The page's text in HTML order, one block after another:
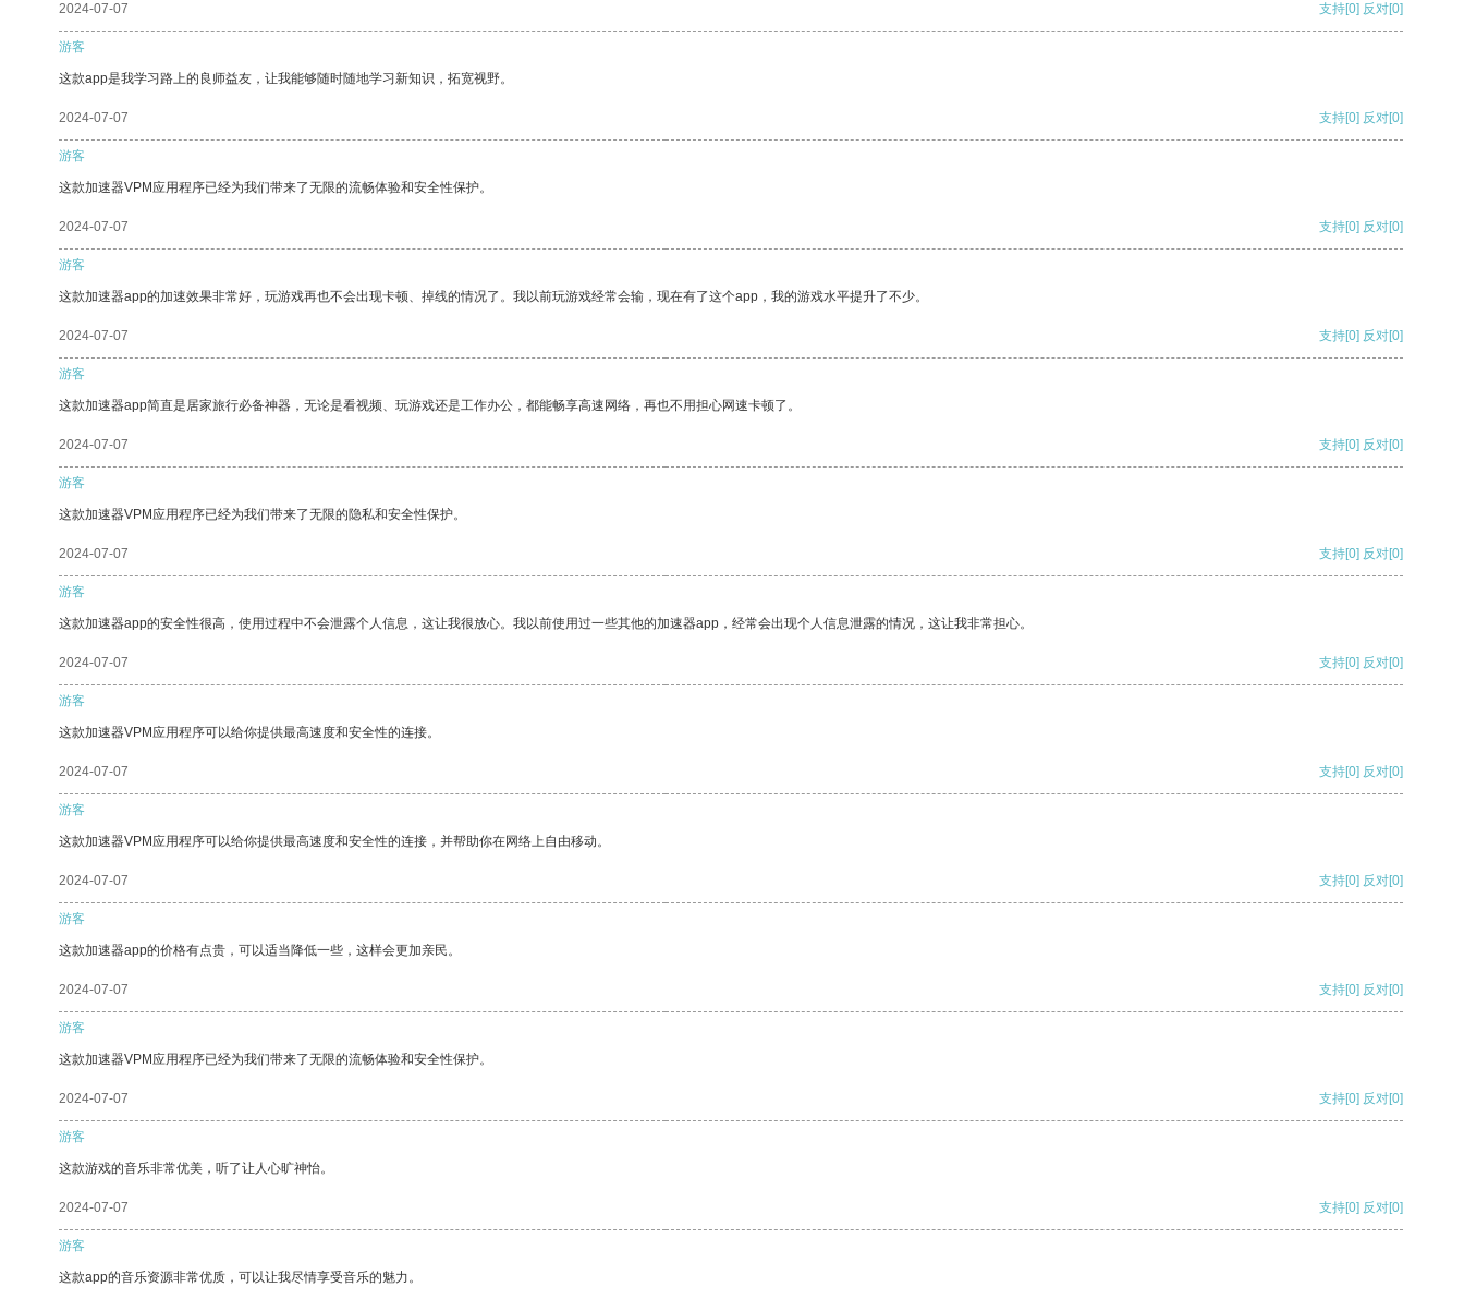
2024-07-07 支持[0] 反对[0]
游客
这款app是我学习路上的良师益友，让我能够随时随地学习新知识，拓宽视野。
2024-07-07 支持[0] 反对[0]
游客
这款加速器VPM应用程序已经为我们带来了无限的流畅体验和安全性保护。
2024-07-07 支持[0] 反对[0]
游客
这款加速器app的加速效果非常好，玩游戏再也不会出现卡顿、掉线的情况了。我以前玩游戏经常会输，现在有了这个app，我的游戏水平提升了不少。
2024-07-07 支持[0] 反对[0]
游客
这款加速器app简直是居家旅行必备神器，无论是看视频、玩游戏还是工作办公，都能畅享高速网络，再也不用担心网速卡顿了。
2024-07-07 支持[0] 反对[0]
游客
这款加速器VPM应用程序已经为我们带来了无限的隐私和安全性保护。
2024-07-07 支持[0] 反对[0]
游客
这款加速器app的安全性很高，使用过程中不会泄露个人信息，这让我很放心。我以前使用过一些其他的加速器app，经常会出现个人信息泄露的情况，这让我非常担心。
2024-07-07 支持[0] 反对[0]
游客
这款加速器VPM应用程序可以给你提供最高速度和安全性的连接。
2024-07-07 支持[0] 反对[0]
游客
这款加速器VPM应用程序可以给你提供最高速度和安全性的连接，并帮助你在网络上自由移动。
2024-07-07 支持[0] 反对[0]
游客
这款加速器app的价格有点贵，可以适当降低一些，这样会更加亲民。
2024-07-07 支持[0] 反对[0]
游客
这款加速器VPM应用程序已经为我们带来了无限的流畅体验和安全性保护。
2024-07-07 支持[0] 反对[0]
游客
这款游戏的音乐非常优美，听了让人心旷神怡。
2024-07-07 支持[0] 反对[0]
游客
这款app的音乐资源非常优质，可以让我尽情享受音乐的魅力。